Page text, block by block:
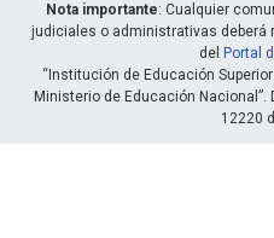
Nota importante: Cualquier
judiciales o administrativas deberá
del Portal
“Institución de Educación
Ministerio de Educación
12220